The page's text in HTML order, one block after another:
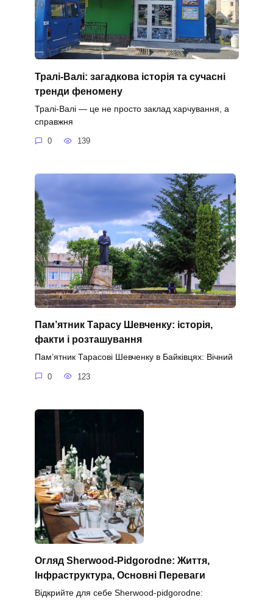
Тралі-Валі: загадкова історія та сучасні
тренди феномену
Тралі-Валі — це не просто заклад харчування, а
справжня
0 139
Пам’ятник Тарасу Шевченку: історія,
факти і розташування
Пам’ятник Тарасові Шевченку в Байківцях: Вічний
0 123
Огляд Sherwood-Pidgorodne: Життя,
Інфраструктура, Основні Переваги
Відкрийте для себе Sherwood-pidgorodne: